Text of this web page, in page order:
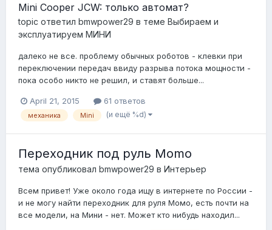
Mini Cooper JCW: только автомат?
topic ответил bmwpower29 в теме Выбираем и
эксплуатируем МИНИ
далеко не все. проблему обычных роботов - клевки при
переключении передач ввиду разрыва потока мощности -
пока особо никто не решил, и ставят больше...
April 21, 2015 61 ответов
механика Mini (и ещё %d)
Переходник под руль Momo
тема опубликовал bmwpower29 в Интерьер
Всем привет! Уже около года ищу в интернете по России -
и не могу найти переходник для руля Момо, есть почти на
все модели, на Мини - нет. Может кто нибудь находил...